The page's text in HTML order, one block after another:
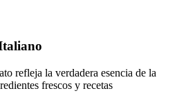
refleja la verdadera esencia de la
frescos y recetas